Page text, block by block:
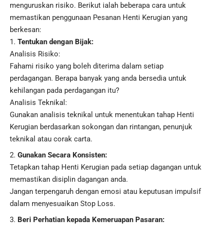
menguruskan risiko. Berikut ialah beberapa cara untuk
memastikan penggunaan Pesanan Henti Kerugian yang
berkesan:
Tentukan dengan Bijak:
Analisis Risiko:
Fahami risiko yang boleh diterima dalam setiap
perdagangan. Berapa banyak yang anda bersedia untuk
kehilangan pada perdagangan itu?
Analisis Teknikal:
Gunakan analisis teknikal untuk menentukan tahap Henti
Kerugian berdasarkan sokongan dan rintangan, penunjuk
teknikal atau corak carta.
Gunakan Secara Konsisten:
Tetapkan tahap Henti Kerugian pada setiap dagangan untuk
memastikan disiplin dagangan anda.
Jangan terpengaruh dengan emosi atau keputusan impulsif
dalam menyesuaikan Stop Loss.
Beri Perhatian kepada Kemeruapan Pasaran: